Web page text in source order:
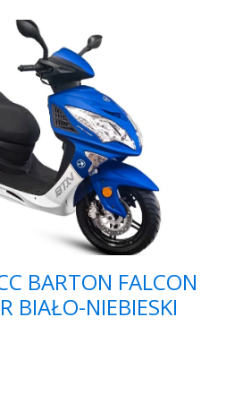
BARTON FALCON
BIAŁO-NIEBIESKI